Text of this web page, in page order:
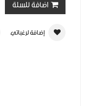
اضافة للسلة
إضافة لرغباتي